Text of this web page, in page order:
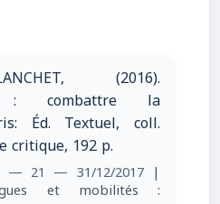
(2016).
: combattre la
Éd. Textuel, coll.
critique, 192 p.
— 21 — 31/12/2017 |
et mobilités :